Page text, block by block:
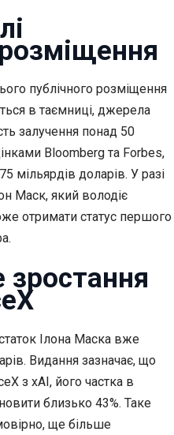
публічного розміщення
в таємниці, джерела
залучення понад 50
Bloomberg та Forbes,
мільярдів доларів. У разі
Маск, який володіє
отримати статус першого
зростання
Ілона Маска вже
Видання зазначає, що
з xAI, його частка в
близько 43%. Таке
ще більше